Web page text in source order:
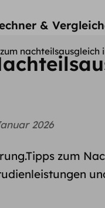
&
nachteilsausgleich
2026
zum